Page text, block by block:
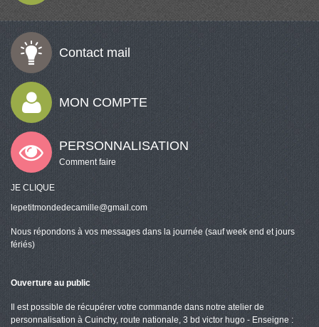
Contact mail
MON COMPTE
PERSONNALISATION
Comment faire
JE CLIQUE
lepetitmondedecamille@gmail.com
Nous répondons à vos messages dans la journée (sauf week end et jours
fériés)
Ouverture au public
Il est possible de récupérer votre commande dans notre atelier de
personnalisation à Cuinchy, route nationale, 3 bd victor hugo - Enseigne :